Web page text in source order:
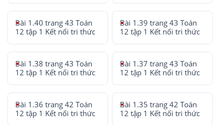
Bài 1.40 trang 43 Toán
12 tập 1 Kết nối tri thức
Bài 1.39 trang 43 Toán
12 tập 1 Kết nối tri thức
Bài 1.38 trang 43 Toán
12 tập 1 Kết nối tri thức
Bài 1.37 trang 43 Toán
12 tập 1 Kết nối tri thức
Bài 1.36 trang 42 Toán
12 tập 1 Kết nối tri thức
Bài 1.35 trang 42 Toán
12 tập 1 Kết nối tri thức